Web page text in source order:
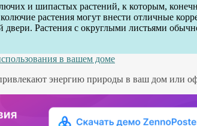
и шипастых растений, к которым,
растения могут внести отличные
Растения с округлыми листьями
в вашем доме
энергию природы в ваш дом или